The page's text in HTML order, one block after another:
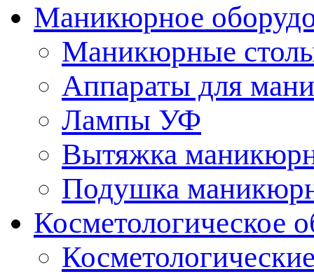
Маникюрное
Маникюрные
Аппараты для
Лампы УФ
Вытяжка
Подушка
Косметологическое